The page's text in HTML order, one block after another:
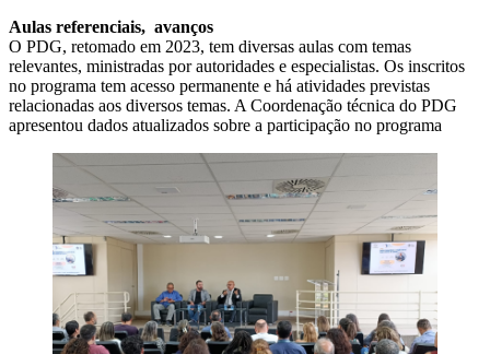
Aulas referenciais, avanços
O PDG, retomado em 2023, tem diversas aulas com temas
relevantes, ministradas por autoridades e especialistas. Os inscritos
no programa tem acesso permanente e há atividades previstas
relacionadas aos diversos temas. A Coordenação técnica do PDG
apresentou dados atualizados sobre a participação no programa